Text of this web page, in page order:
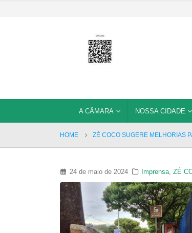
A CÂMARA NOSSA CIDADE
HOME ZÉ COCO SUGERE MELHORIAS
24 de maio de 2024 Imprensa,ZÉ